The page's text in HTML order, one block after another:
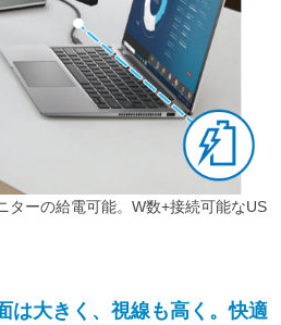
ターの給電可能。W数+接続可能なUS
は大きく、視線も高く。快適